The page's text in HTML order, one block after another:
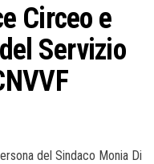
Circeo e
Servizio
del Sindaco Monia Di